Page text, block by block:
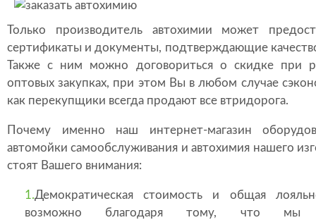
Только производитель автохимии может
сертификаты и документы, подтверждающие
Также с ним можно договориться о скидке при
оптовых закупках, при этом Вы в любом случае
как перекупщики всегда продают все втридорога.
Почему именно наш интернет-магазин
автомойки самообслуживания и автохимия нашего
стоят Вашего внимания:
1.Демократическая стоимость и общая
возможно благодаря тому, что мы